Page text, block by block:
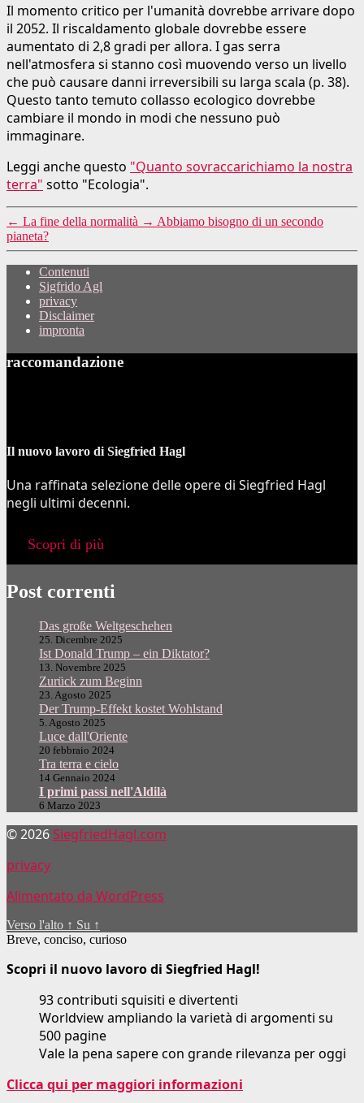
Il momento critico per l'umanità dovrebbe arrivare dopo
il 2052. Il riscaldamento globale dovrebbe essere
aumentato di 2,8 gradi per allora. I gas serra
nell'atmosfera si stanno così muovendo verso un livello
che può causare danni irreversibili su larga scala (p. 38).
Questo tanto temuto collasso ecologico dovrebbe
cambiare il mondo in modi che nessuno può
immaginare.
Leggi anche questo "Quanto sovraccarichiamo la nostra
terra" sotto "Ecologia".
← La fine della normalità → Abbiamo bisogno di un secondo
pianeta?
Contenuti
Sigfrido Agl
privacy
Disclaimer
impronta
raccomandazione
Il nuovo lavoro di Siegfried Hagl
Una raffinata selezione delle opere di Siegfried Hagl
negli ultimi decenni.
Scopri di più
Post correnti
Das große Weltgeschehen
25. Dicembre 2025
Ist Donald Trump – ein Diktator?
13. Novembre 2025
Zurück zum Beginn
23. Agosto 2025
Der Trump-Effekt kostet Wohlstand
5. Agosto 2025
Luce dall'Oriente
20 febbraio 2024
Tra terra e cielo
14 Gennaio 2024
I primi passi nell'Aldilà
6 Marzo 2023
© 2026 SiegfriedHagl.com
privacy
Alimentato da WordPress
Verso l'alto ↑ Su ↑
Breve, conciso, curioso
Scopri il nuovo lavoro di Siegfried Hagl!
93 contributi squisiti e divertenti
Worldview ampliando la varietà di argomenti su
500 pagine
Vale la pena sapere con grande rilevanza per oggi
Clicca qui per maggiori informazioni